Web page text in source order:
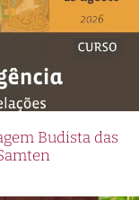
Budista das